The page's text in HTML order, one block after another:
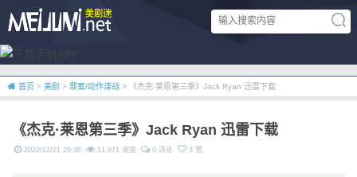
首页 > 美剧 > 罪案/动作谍战 > 《杰克·莱恩第三季》Jack Ryan 迅雷下载
《杰克·莱恩第三季》Jack Ryan 迅雷下载
2022/12/21 20:48 11,971 浏览 0 评论 3 赞